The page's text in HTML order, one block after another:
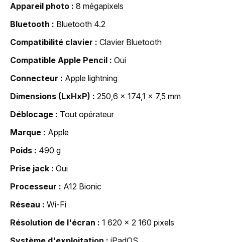
Appareil photo
8 mégapixels
Bluetooth
Bluetooth 4.2
Compatibilité clavier
Clavier Bluetooth
Compatible Apple Pencil
Oui
Connecteur
Apple lightning
Dimensions (LxHxP)
250,6 x 174,1 x 7,5 mm
Déblocage
Tout opérateur
Marque
Apple
Poids
490 g
Prise jack
Oui
Processeur
A12 Bionic
Réseau
Wi-Fi
Résolution de l'écran
1 620 x 2 160 pixels